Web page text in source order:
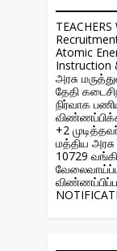
Atomic
Instruction
அரசு
தேதி
நிர்வாக
+2
மத்திய
10729